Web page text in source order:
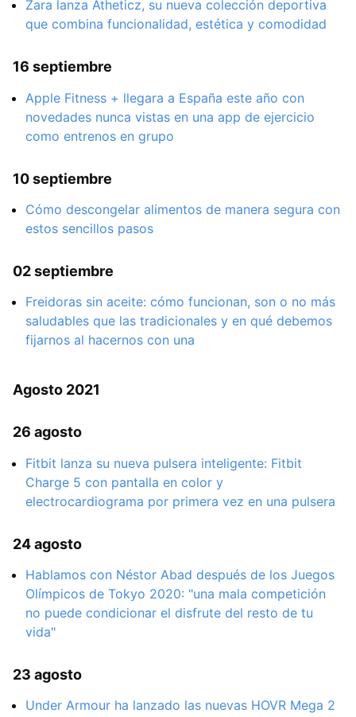
Zara lanza Atheticz, su nueva colección deportiva
que combina funcionalidad, estética y comodidad
16 septiembre
Apple Fitness + llegara a España este año con
novedades nunca vistas en una app de ejercicio
como entrenos en grupo
10 septiembre
Cómo descongelar alimentos de manera segura con
estos sencillos pasos
02 septiembre
Freidoras sin aceite: cómo funcionan, son o no más
saludables que las tradicionales y en qué debemos
fijarnos al hacernos con una
Agosto 2021
26 agosto
Fitbit lanza su nueva pulsera inteligente: Fitbit
Charge 5 con pantalla en color y
electrocardiograma por primera vez en una pulsera
24 agosto
Hablamos con Néstor Abad después de los Juegos
Olímpicos de Tokyo 2020: "una mala competición
no puede condicionar el disfrute del resto de tu
vida"
23 agosto
Under Armour ha lanzado las nuevas HOVR Mega 2